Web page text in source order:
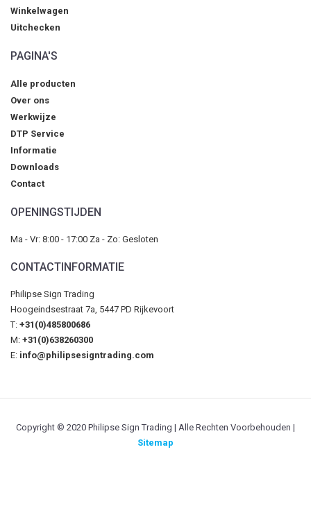
Winkelwagen
Uitchecken
PAGINA'S
Alle producten
Over ons
Werkwijze
DTP Service
Informatie
Downloads
Contact
OPENINGSTIJDEN
Ma - Vr: 8:00 - 17:00 Za - Zo: Gesloten
CONTACTINFORMATIE
Philipse Sign Trading
Hoogeindsestraat 7a, 5447 PD Rijkevoort
T: +31(0)485800686
M: +31(0)638260300
E: info@philipsesigntrading.com
Copyright © 2020 Philipse Sign Trading | Alle Rechten Voorbehouden |
Sitemap